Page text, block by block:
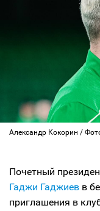
Александр Кокорин /
Почетный
Гаджи Гаджиев в
приглашения в